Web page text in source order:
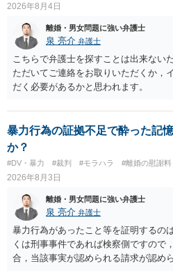
2026年8月4日
離婚・男女問題に強い弁護士
泉 亮介 弁護士
こちらで弁護士を探すことは出来ない
ただいてご連絡をお取りいただくか，
だく必要があるかと思われます。
暴力行為の証拠不足で酔った記
か？
#DV・暴力 #裁判 #モラハラ #離婚の慰謝料
2026年8月3日
離婚・男女問題に強い弁護士
泉 亮介 弁護士
暴力行為があったこと等を証明するの
くは刑事事件であれば検察側ですので
合，当該事実が認められる請求が認め